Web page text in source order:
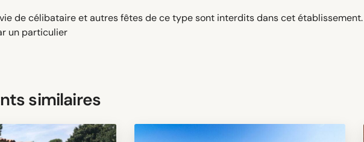
de célibataire et autres fêtes de ce type sont interdits dans cet établissement.
un particulier
similaires